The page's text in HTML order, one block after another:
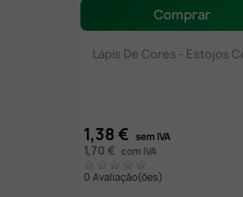
Comprar
Lápis De Cores - Estojos
1,38 € sem IVA
1,70 € com IVA
0 Avaliação(ões)